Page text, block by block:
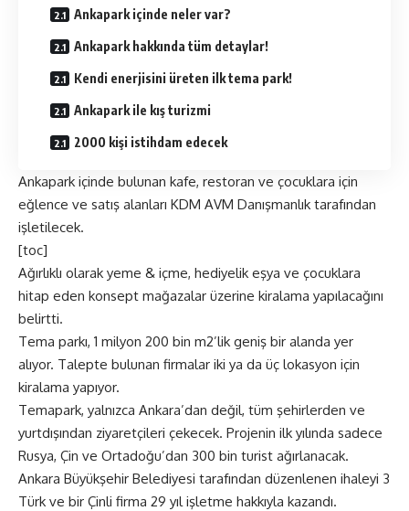
Ankapark içinde neler var?
Ankapark hakkında tüm detaylar!
Kendi enerjisini üreten ilk tema park!
Ankapark ile kış turizmi
2000 kişi istihdam edecek
Ankapark içinde bulunan kafe, restoran ve çocuklara için
eğlence ve satış alanları KDM AVM Danışmanlık tarafından
işletilecek.
[toc]
Ağırlıklı olarak yeme & içme, hediyelik eşya ve çocuklara
hitap eden konsept mağazalar üzerine kiralama yapılacağını
belirtti.
Tema parkı, 1 milyon 200 bin m2’lik geniş bir alanda yer
alıyor. Talepte bulunan firmalar iki ya da üç lokasyon için
kiralama yapıyor.
Temapark, yalnızca Ankara’dan değil, tüm şehirlerden ve
yurtdışından ziyaretçileri çekecek. Projenin ilk yılında sadece
Rusya, Çin ve Ortadoğu’dan 300 bin turist ağırlanacak.
Ankara Büyükşehir Belediyesi tarafından düzenlenen ihaleyi 3
Türk ve bir Çinli firma 29 yıl işletme hakkıyla kazandı.